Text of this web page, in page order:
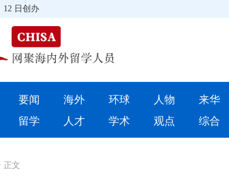
人物
12 日创办
要闻 海外 环球 人物 来华
留学 人才 学术 观点 综合
正文